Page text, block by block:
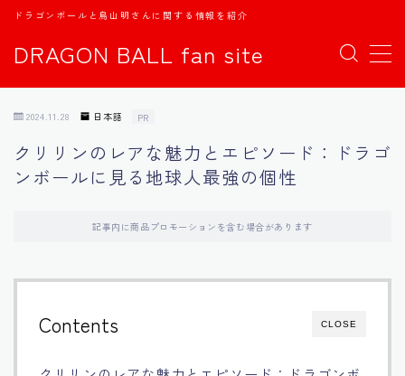
DRAGON BALL fan site
ドラゴンボールと鳥山明さんに関する情報を紹介
MENU
日本語
中文
Español
2024.11.28 日本語 PR
クリリンのレアな魅力とエピソード：ドラゴ
ンボールに見る地球人最強の個性
記事内に商品プロモーションを含む場合があります
CLOSE
Contents